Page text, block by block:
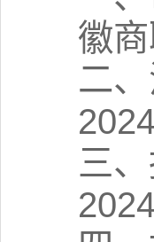
徽
二
三